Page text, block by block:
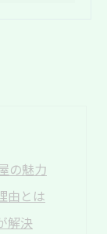
の魅力
由とは
解決